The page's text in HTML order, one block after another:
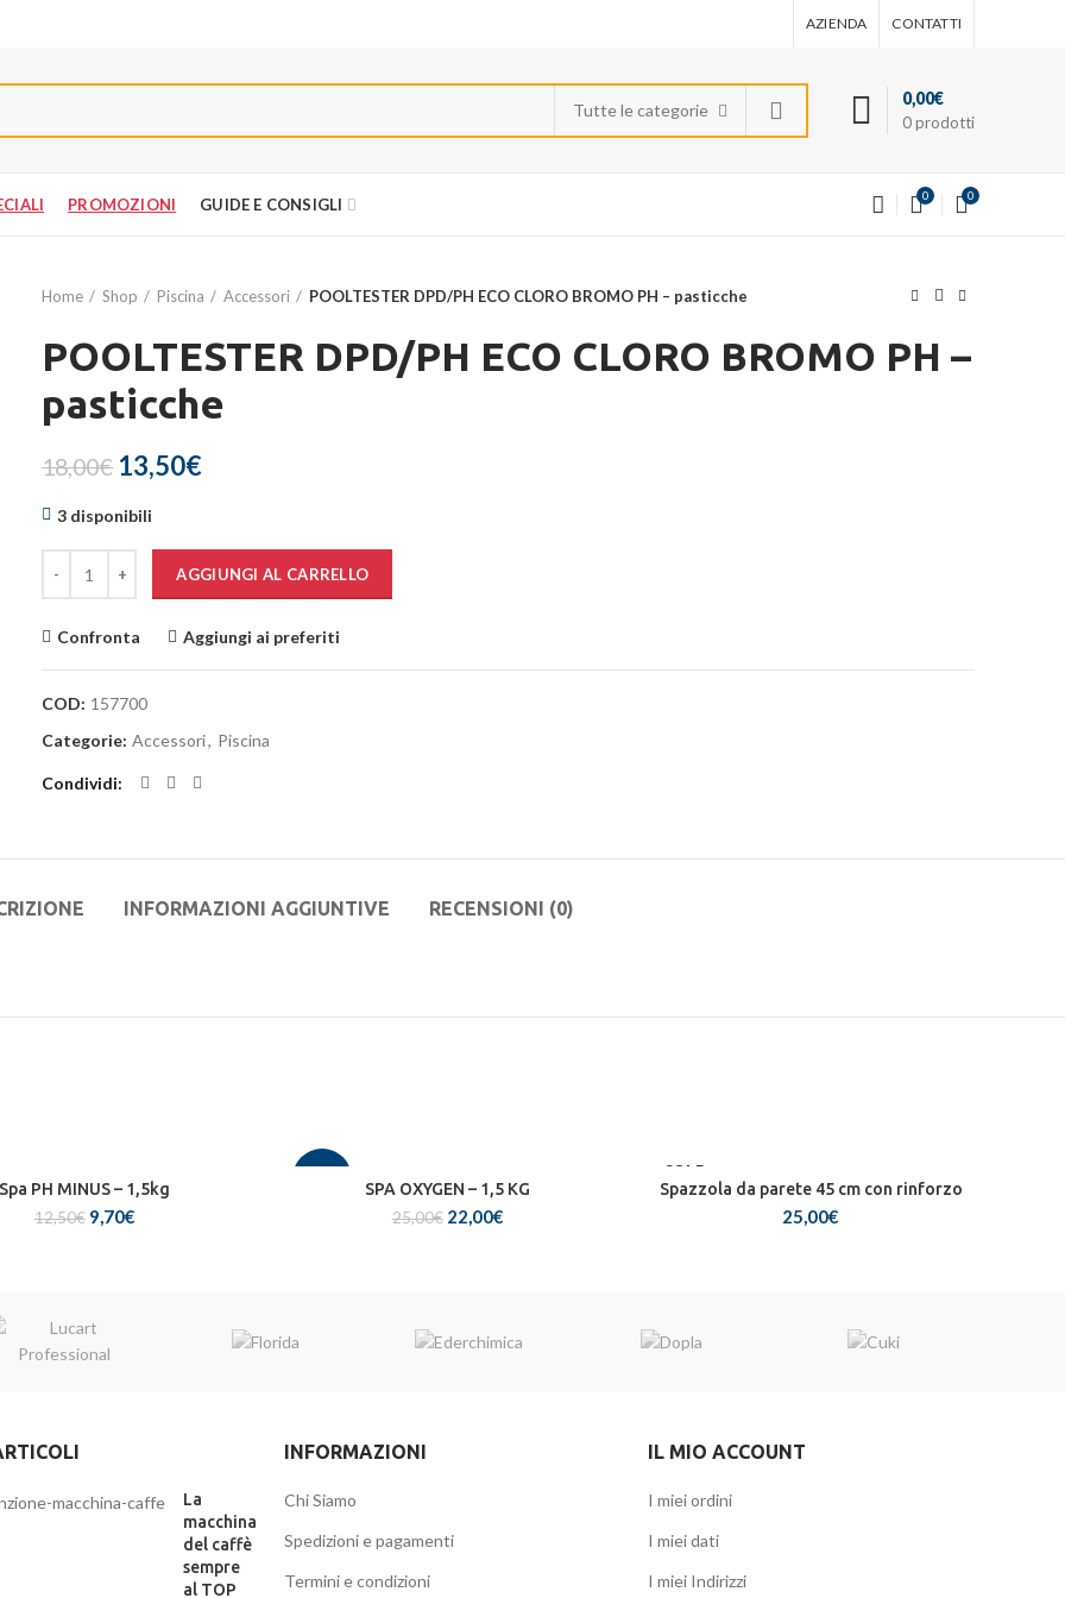
AZIENDA CONTATTI
Tutte le categorie
0prodotti
0,00€
PROMOZIONI GUIDE E CONSIGLI 0 0
Home Shop Piscina Accessori POOLTESTER DPD/PH ECO CLORO BROMO PH – pasticche
POOLTESTER DPD/PH ECO CLORO BROMO PH –
pasticche
18,00€ Il
originale
era:
18,00€.
13,50€Il
è:
13,50€.
3 disponibili
AGGIUNGI AL CARRELLO
Confronta Aggiungi ai preferiti
COD: 157700
Categorie: Accessori, Piscina
Condividi
INFORMAZIONI AGGIUNTIVE RECENSIONI (0)
Spa PH MINUS – 1,5kg
12,50€ Il
9,70€Il
SPA OXYGEN – 1,5 KG
25,00€ Il
22,00€Il
SOLD
OUT
Spazzola da parete 45 cm con rinforzo
25,00€
La
macchina
del caffè
sempre
al TOP
INFORMAZIONI
Chi Siamo
Spedizioni e pagamenti
Termini e condizioni
IL MIO ACCOUNT
I miei ordini
I miei dati
I miei Indirizzi